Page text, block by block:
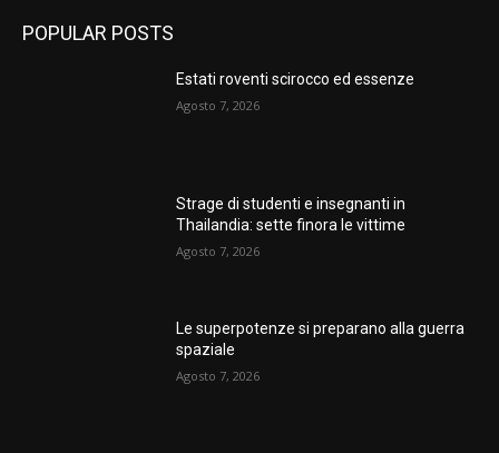
POPULAR POSTS
Estati roventi scirocco ed essenze
Agosto 7, 2026
Strage di studenti e insegnanti in
Thailandia: sette finora le vittime
Agosto 7, 2026
Le superpotenze si preparano alla guerra
spaziale
Agosto 7, 2026